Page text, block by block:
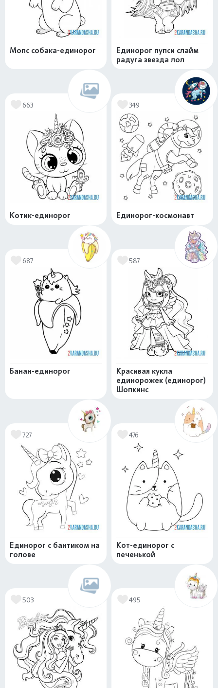
Мопс собака-единорог
Единорог пупси слайм
радуга звезда лол
663
Котик-единорог
349
Единорог-космонавт
687
Банан-единорог
587
Красивая кукла
единорожек (единорог)
Шопкинс
727
Единорог с бантиком на
голове
476
Кот-единорог с
печенькой
503 495